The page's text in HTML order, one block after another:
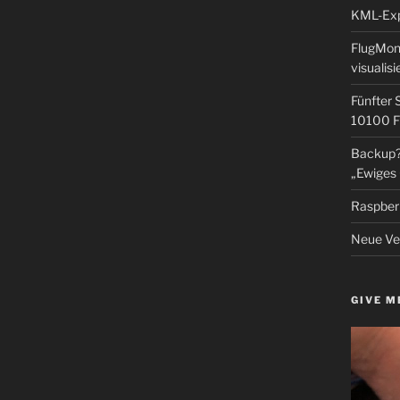
KML-
Fünfter
10100
„Ewiges
Neue
GIVE